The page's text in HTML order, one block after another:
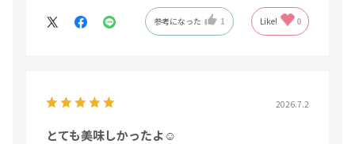
配達も郵便局だからきっちりしてるし、熊本県産の西瓜が
とても美味しいと好評で彼女からお礼の電話があった。
参考になった 1 Like! 0
2026.7.2
とても美味しかったよ☺